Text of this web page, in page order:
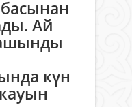
Ай
күн